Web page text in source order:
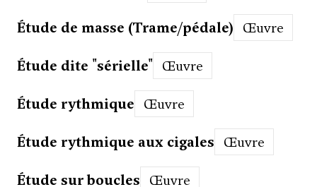
Étude de masse (Trame/pédale) Œuvre
Étude dite "sérielle" Œuvre
Étude rythmique Œuvre
Étude rythmique aux cigales Œuvre
Étude sur boucles Œuvre